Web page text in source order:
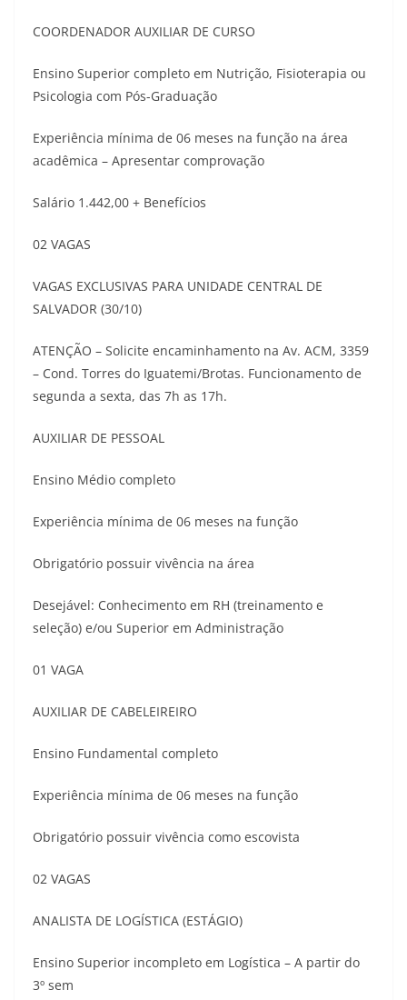
COORDENADOR AUXILIAR DE CURSO
Ensino Superior completo em Nutrição, Fisioterapia ou
Psicologia com Pós-Graduação
Experiência mínima de 06 meses na função na área
acadêmica – Apresentar comprovação
Salário 1.442,00 + Benefícios
02 VAGAS
VAGAS EXCLUSIVAS PARA UNIDADE CENTRAL DE
SALVADOR (30/10)
ATENÇÃO – Solicite encaminhamento na Av. ACM, 3359
– Cond. Torres do Iguatemi/Brotas. Funcionamento de
segunda a sexta, das 7h as 17h.
AUXILIAR DE PESSOAL
Ensino Médio completo
Experiência mínima de 06 meses na função
Obrigatório possuir vivência na área
Desejável: Conhecimento em RH (treinamento e
seleção) e/ou Superior em Administração
01 VAGA
AUXILIAR DE CABELEIREIRO
Ensino Fundamental completo
Experiência mínima de 06 meses na função
Obrigatório possuir vivência como escovista
02 VAGAS
ANALISTA DE LOGÍSTICA (ESTÁGIO)
Ensino Superior incompleto em Logística – A partir do
3º sem